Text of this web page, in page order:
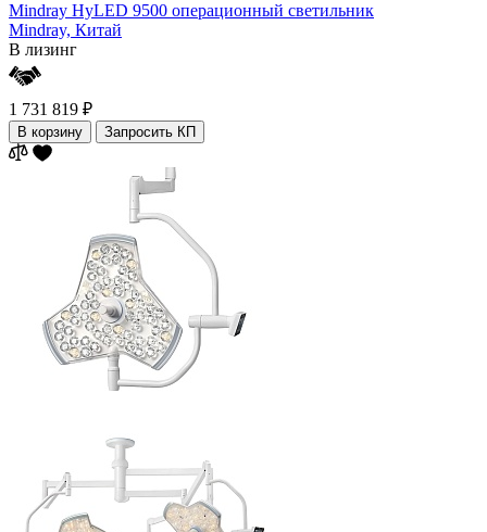
Mindray HyLED 9500 операционный светильник
Mindray, Китай
В лизинг
1 731 819 ₽
В корзину Запросить КП